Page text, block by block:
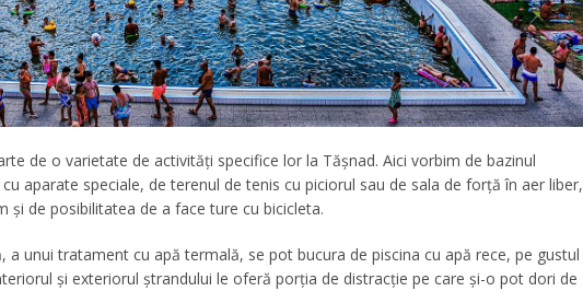
de o varietate de activități specifice lor la Tășnad. Aici vorbim de bazinul
aparate speciale, de terenul de tenis cu piciorul sau de sala de forță în aer liber,
și de posibilitatea de a face ture cu bicicleta.
a unui tratament cu apă termală, se pot bucura de piscina cu apă rece, pe gustul
și exteriorul ștrandului le oferă porția de distracție pe care și-o pot dori de